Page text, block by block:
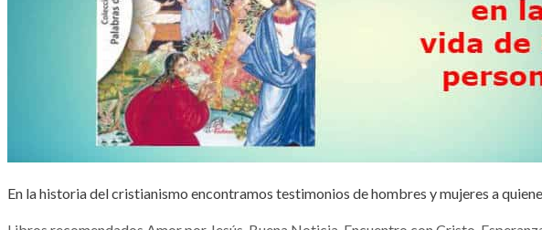
En la historia del cristianismo encontramos testimonios de hombres y mujeres a